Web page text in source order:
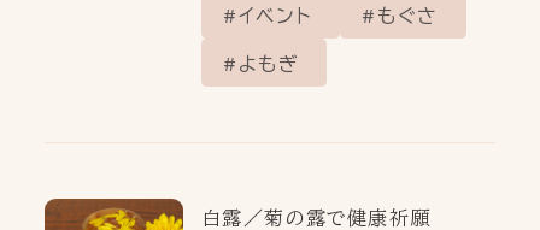
イベント もぐさ
よもぎ
白露／菊の露で健康祈願